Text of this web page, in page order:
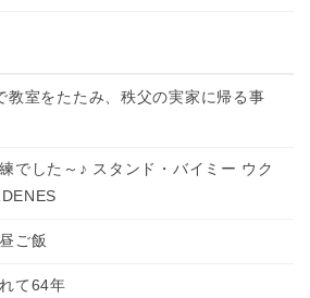
室をたたみ、秩父の実家に帰る事
でした～♪ スタンド・バイミー ウク
ご飯
て64年